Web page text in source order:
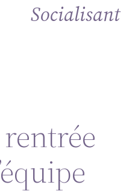
Socialisant
rentrée